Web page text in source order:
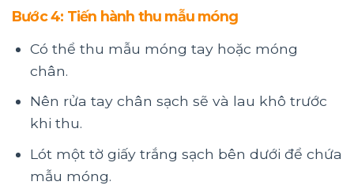
Bước 4: Tiến hành thu mẫu móng
Có thể thu mẫu móng tay hoặc móng
chân.
Nên rửa tay chân sạch sẽ và lau khô trước
khi thu.
Lót một tờ giấy trắng sạch bên dưới để chứa
mẫu móng.